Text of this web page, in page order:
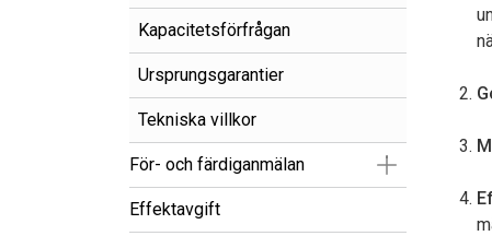
Kapacitetsförfrågan
Ursprungsgarantier
Tekniska villkor
För- och färdiganmälan Visa/Göm
Effektavgift